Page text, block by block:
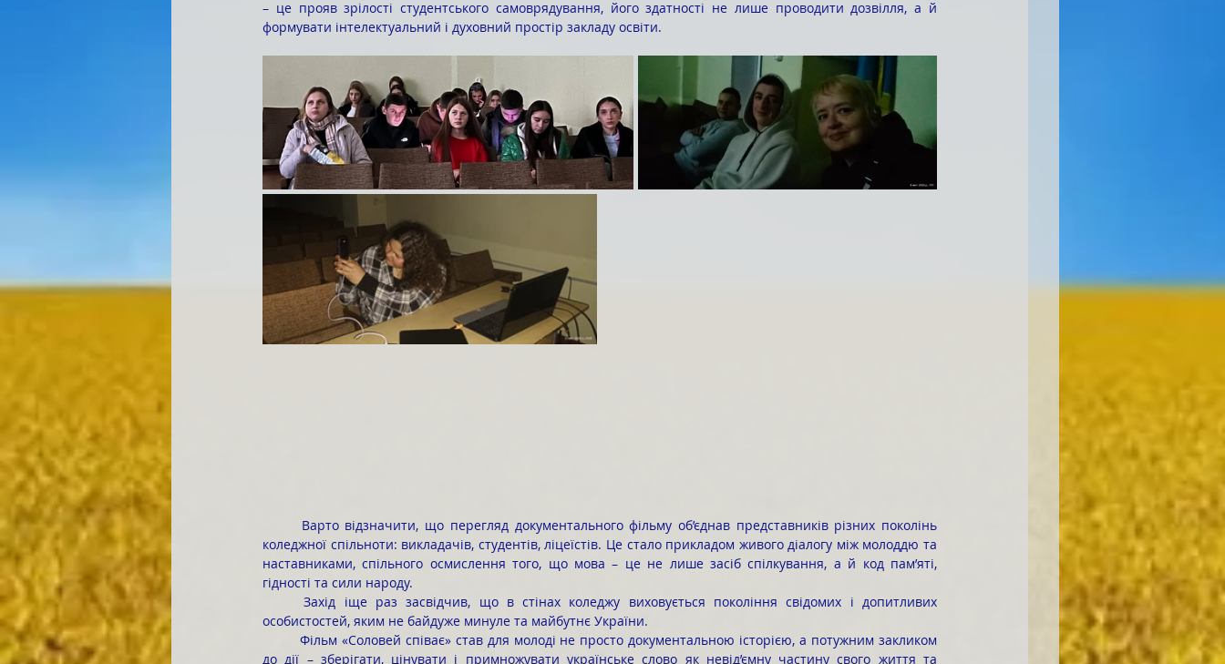
– це прояв зрілості студентського самоврядування, його здатності не лише проводити дозвілля, а й
формувати інтелектуальний і духовний простір закладу освіти.
коледжної спільноти: викладачів, студентів, ліцеїстів. Це стало прикладом живого діалогу між молоддю та
наставниками, спільного осмислення того, що мова – це не лише засіб спілкування, а й код пам’яті,
гідності та сили народу.
	Захід іще раз засвідчив, що в стінах коледжу виховується покоління свідомих і допитливих
особистостей, яким не байдуже минуле та майбутнє України.
до дії – зберігати, цінувати і примножувати українське слово як невід’ємну частину свого життя та